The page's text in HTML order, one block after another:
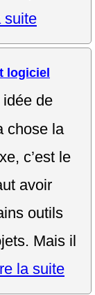
suite
logiciel
de
chose la
c’est le
avoir
outils
Mais il
la suite